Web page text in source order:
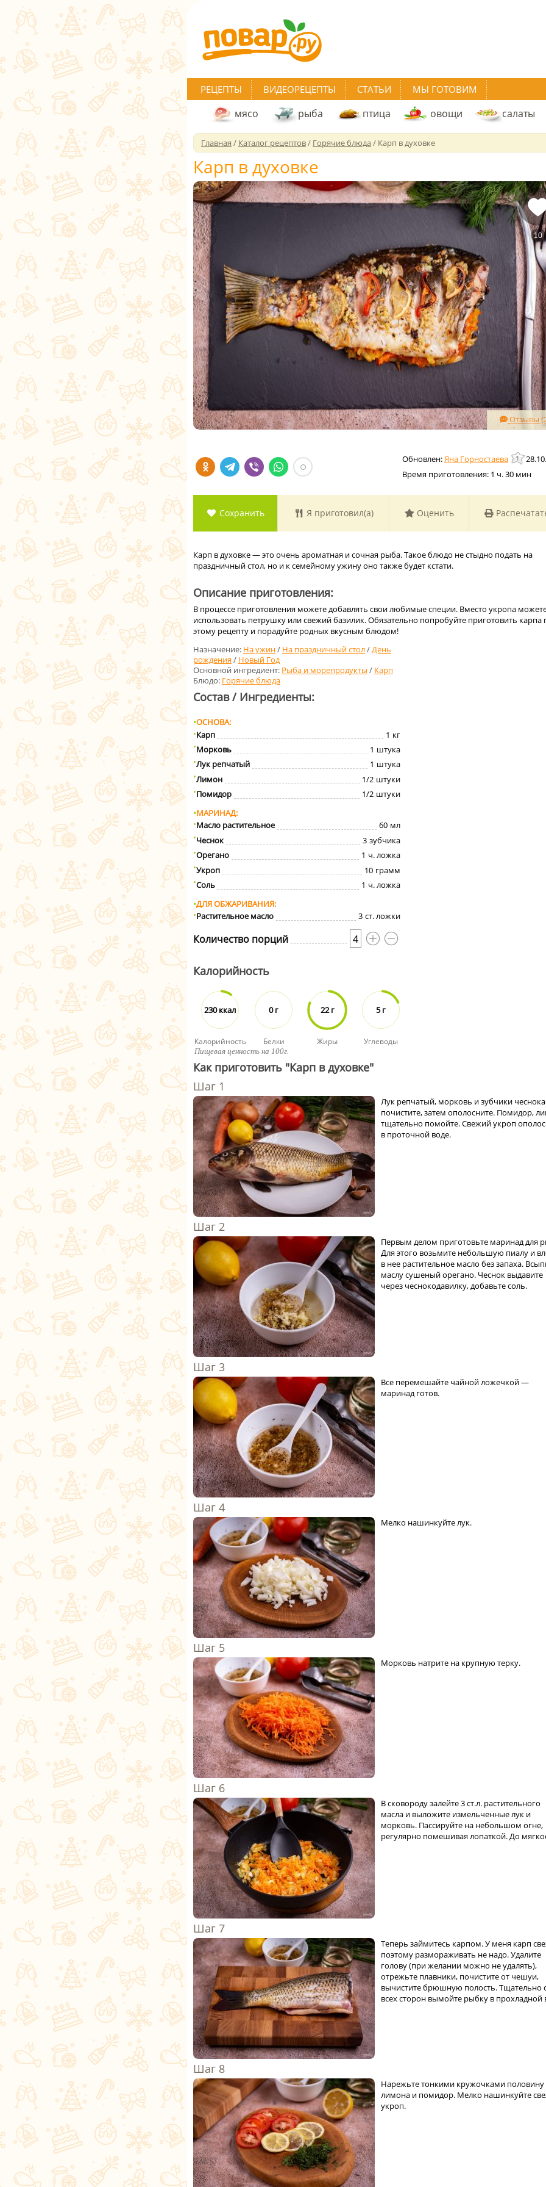
РЕЦЕПТЫ ВИДЕОРЕЦЕПТЫ СТАТЬИ МЫ ГОТОВИМ
мясо рыба птица овощи салаты
Главная / Каталог рецептов/ Горячие блюда/ Карп в духовке
Карп в духовке
Отзывы
10
Яна Горностаева
Время приготовления: 1 ч. 30 мин
Сохранить Я приготовил(а) Оценить
Карп в духовке — это очень ароматная и сочная рыба. Такое блюдо не стыдно подать на
праздничный стол, но и к семейному ужину оно также будет кстати.
Описание приготовления:
В процессе приготовления можете добавлять свои любимые специи. Вместо укропа
использовать петрушку или свежий базилик. Обязательно попробуйте приготовить карпа
этому рецепту и порадуйте родных вкусным блюдом!
Назначение: На ужин/ На праздничный стол/День
рождения/ Новый Год
Основной ингредиент: Рыба и морепродукты / Карп
Блюдо: Горячие блюда
Состав / Ингредиенты:
ОСНОВА
Карп
1 кг
Морковь
1 штука
Лук репчатый
1 штука
Лимон
1/2 штуки
Помидор
1/2 штуки
МАРИНАД
Масло растительное
60 мл
Чеснок
3 зубчика
Орегано
1 ч. ложка
Укроп
10 грамм
Соль
1 ч. ложка
ДЛЯ ОБЖАРИВАНИЯ
Растительное масло
3 ст. ложки
Количество порций 4
Калорийность
230 ккал
Калорийность
0 г
Белки
22 г
Жиры
5 г
Углеводы
Пищевая ценность на 100г.
Как приготовить "Карп в духовке"
Лук репчатый, морковь и зубчики чеснока
почистите, затем ополосните. Помидор,
тщательно помойте. Свежий укроп
в проточной воде.
Первым делом приготовьте маринад для
Для этого возьмите небольшую пиалу и
в нее растительное масло без запаха.
маслу сушеный орегано. Чеснок выдавите
через чеснокодавилку, добавьте соль.
Все перемешайте чайной ложечкой —
маринад готов.
Мелко нашинкуйте лук.
Морковь натрите на крупную терку.
В сковороду залейте 3 ст.л. растительного
масла и выложите измельченные лук и
морковь. Пассируйте на небольшом огне,
регулярно помешивая лопаткой. До
Теперь займитесь карпом. У меня карп
поэтому размораживать не надо. Удалите
голову (при желании можно не удалять),
отрежьте плавники, почистите от чешуи,
вычистите брюшную полость. Тщательно
всех сторон вымойте рыбку в прохладной
Нарежьте тонкими кружочками половину
лимона и помидор. Мелко нашинкуйте
укроп.